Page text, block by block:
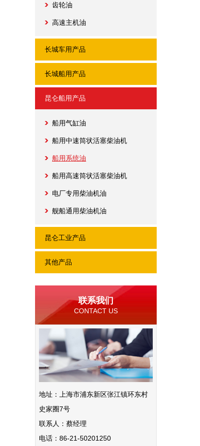
齿轮油
高速主机油
长城车用产品
长城船用产品
昆仑船用产品
船用气缸油
船用中速筒状活塞柴油机
船用系统油
船用高速筒状活塞柴油机
电厂专用柴油机油
舰船通用柴油机油
昆仑工业产品
其他产品
联系我们
CONTACT US
地址：上海市浦东新区张江镇环东村
史家圈7号
联系人：蔡经理
电话：86-21-50201250